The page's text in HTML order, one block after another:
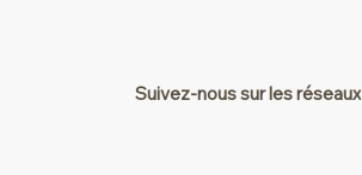
Suivez-nous sur les réseaux